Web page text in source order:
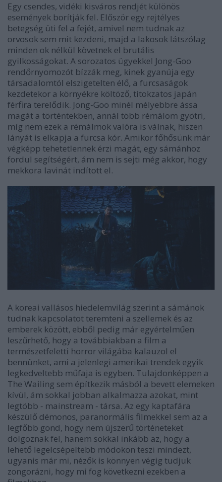
Egy csendes, vidéki kisváros rendjét különös
események borítják fel. Először egy rejtélyes
betegség üti fel a fejét, amivel nem tudnak az
orvosok sem mit kezdeni, majd a lakosok látszólag
minden ok nélkül követnek el brutális
gyilkosságokat. A sorozatos ügyekkel Jong-Goo
rendőrnyomozót bízzák meg, kinek gyanúja egy
társadalomtól elszigetelten élő, a furcsaságok
kezdetekor a környékre költöző, titokzatos japán
férfira terelődik. Jong-Goo minél mélyebbre ássa
magát a történtekben, annál több rémálom gyötri,
míg nem ezek a rémálmok valóra is válnak, hiszen
lányát is elkapja a furcsa kór. Amikor főhősünk már
végképp tehetetlennek érzi magát, egy sámánhoz
fordul segítségért, ám nem is sejti még akkor, hogy
mekkora lavinát indított el.
A koreai vallásos hiedelemvilág szerint a sámánok
tudnak kapcsolatot teremteni a szellemek és az
emberek között, ebből pedig már egyértelműen
leszűrhető, hogy a továbbiakban a film a
természetfeletti horror világába kalauzol el
bennünket, ami a jelenlegi amerikai trendek egyik
legkedveltebb műfaja is egyben. Tulajdonképpen a
The Wailing sem építkezik másból a bevett elemeken
kívül, ám sokkal jobban alkalmazza azokat, mint
legtöbb - mainstream - társa. Az egy kaptafára
készülő démonos, paranormális filmekkel sem az a
legfőbb gond, hogy nem újszerű történeteket
dolgoznak fel, hanem sokkal inkább az, hogy a
lehető legelcsépeltebb módokon teszi mindezt,
ugyanis már mi, nézők is könnyen végig tudjuk
zongorázni, hogy mi fog következni ezekben a